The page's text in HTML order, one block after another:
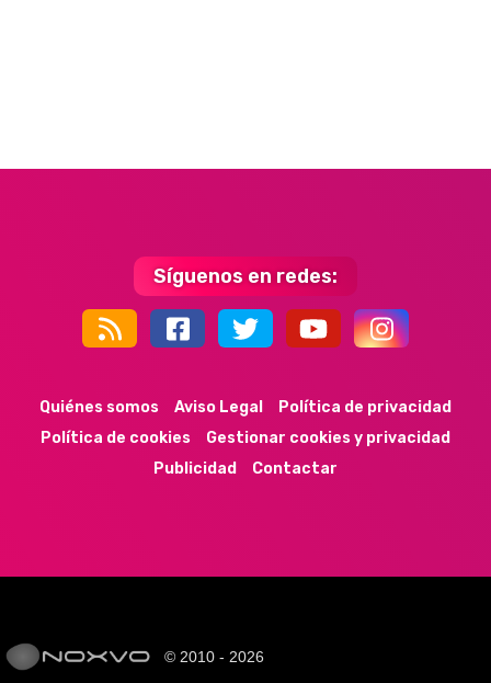
Síguenos en redes:
44k 9k 35k 352
Quiénes somos Aviso Legal
Política de privacidad
Política de cookies
Gestionar cookies y privacidad
Publicidad
Contactar
© 2010 - 2026